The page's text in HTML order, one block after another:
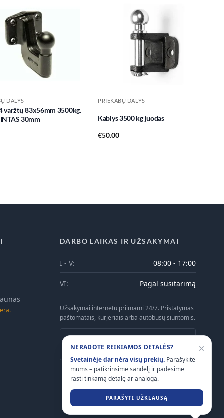
DALYS
varžtų 83x56mm 3500kg.
30mm
PRIEKABŲ DALYS
Kablys 3500 kg juodas
€50.00
DARBO LAIKAS IR UŽSAKYMAI
I - V: 08:00 - 17:00
VI: Pagal susitarimą
Užsakymai internetu priimami 24/7. Pristatymas
paštomatais, kurjeriais arba autobusų siuntomis.
suderinus laiką telefonu.
NERADOTE REIKIAMOS DETALĖS?
Svetainėje dar nėra visų prekių. Parašykite
mums – patikrinsime sandėlį ir padėsime
rasti tinkamą detalę ar analogą.
PARAŠYTI UŽKLAUSĄ